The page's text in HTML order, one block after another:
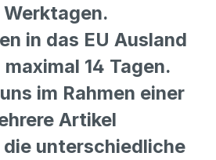
in das EU Ausland
14 Tagen.
im Rahmen einer
Artikel
unterschiedliche